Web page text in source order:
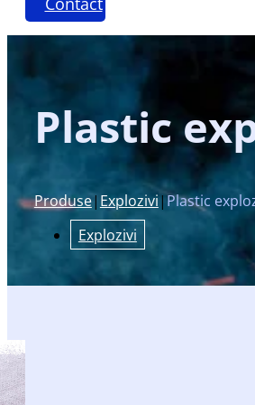
Plastic
Produse| Explozivi|Plastic
Explozivi